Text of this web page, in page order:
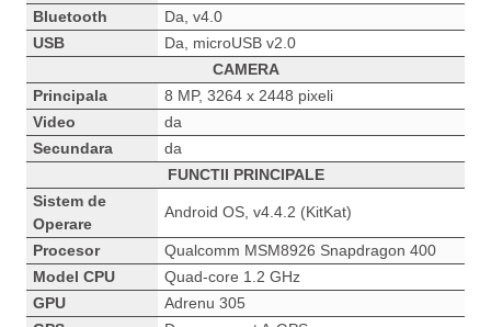
Bluetooth
Da, v4.0
USB
Da, microUSB v2.0
CAMERA
Principala
8 MP, 3264 x 2448 pixeli
Video
da
Secundara
da
FUNCTII PRINCIPALE
Sistem de
Operare
Android OS, v4.4.2 (KitKat)
Procesor
Qualcomm MSM8926 Snapdragon 400
Model CPU
Quad-core 1.2 GHz
GPU
Adrenu 305